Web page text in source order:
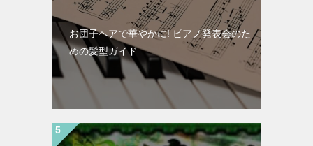
お団子ヘアで華やかに! ピアノ発表会のた
めの髪型ガイド